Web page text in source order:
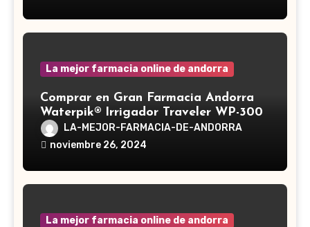
en la medicina tradicional asiática
La mejor farmacia online de andorra
Comprar en Gran Farmacia Andorra
Waterpik® Irrigador Traveler WP-300
LA-MEJOR-FARMACIA-DE-ANDORRA
noviembre 26, 2024
La mejor farmacia online de andorra